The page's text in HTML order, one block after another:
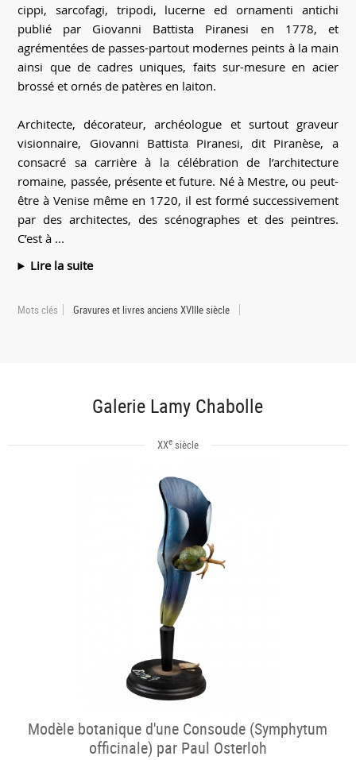
cippi, sarcofagi, tripodi, lucerne ed ornamenti antichi
publié par Giovanni Battista Piranesi en 1778, et
agrémentées de passes-partout modernes peints à la main
ainsi que de cadres uniques, faits sur-mesure en acier
brossé et ornés de patères en laiton.
Architecte, décorateur, archéologue et surtout graveur
visionnaire, Giovanni Battista Piranesi, dit Piranèse, a
consacré sa carrière à la célébration de l’architecture
romaine, passée, présente et future. Né à Mestre, ou peut-
être à Venise même en 1720, il est formé successivement
par des architectes, des scénographes et des peintres.
C’est à ...
Lire la suite
Mots clés Gravures et livres anciens XVIIIe siècle
Galerie Lamy Chabolle
XXesiècle
Modèle botanique d'une Consoude (Symphytum
officinale) par Paul Osterloh